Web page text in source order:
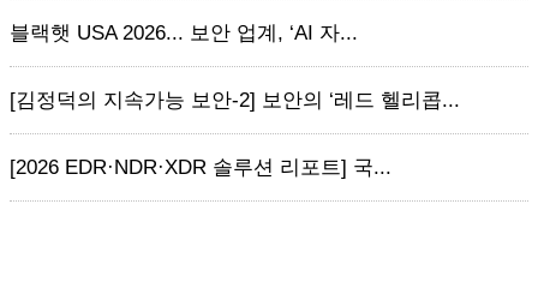
블랙햇 USA 2026... 보안 업계, ‘AI 자...
[김정덕의 지속가능 보안-2] 보안의 ‘레드 헬리콥...
[2026 EDR·NDR·XDR 솔루션 리포트] 국...